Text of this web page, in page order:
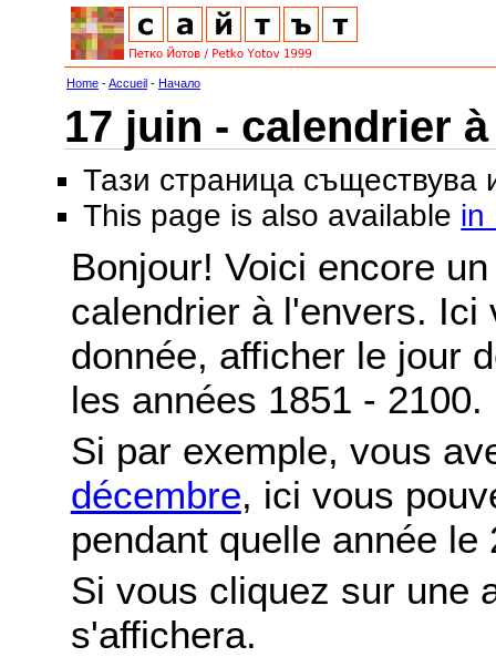
Home -Accueil - Начало
17 juin - calendrier
Тази страница съществува
This page is also available in
Bonjour! Voici encore
calendrier à l'envers. Ici
donnée, afficher le jour
les années 1851 - 2100.
Si par exemple, vous
décembre, ici vous
pendant quelle année
Si vous cliquez sur une
s'affichera.